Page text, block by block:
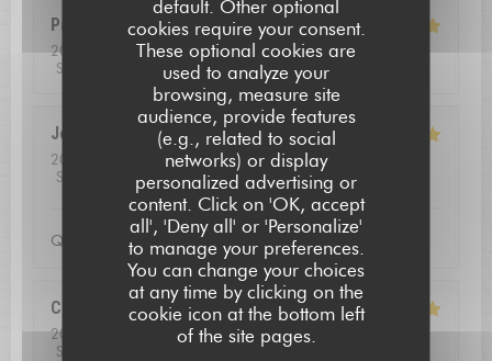
default. Other optional
cookies require your consent.
These optional cookies are
used to analyze your
browsing, measure site
audience, provide features
(e.g., related to social
networks) or display
personalized advertising or
content. Click on 'OK, accept
all', 'Deny all' or 'Personalize'
to manage your preferences.
You can change your choices
at any time by clicking on the
cookie icon at the bottom left
of the site pages.
Pascal
2026-08-01
- 13:00 - Guests 2
Service
Ambiance: 4/5 Food: 5/5 Value
Jean louis
2026-07-24
- 12:30 - Guests 2
Service
Ambiance: 5/5 Food: 5/5 Value : 4/5
Qualite de l'accueil
Christoffer N
2026-07-23
- 13:15 - Guests 2
Service
Food 5/5
L'AUBERGE SAINT JEAN